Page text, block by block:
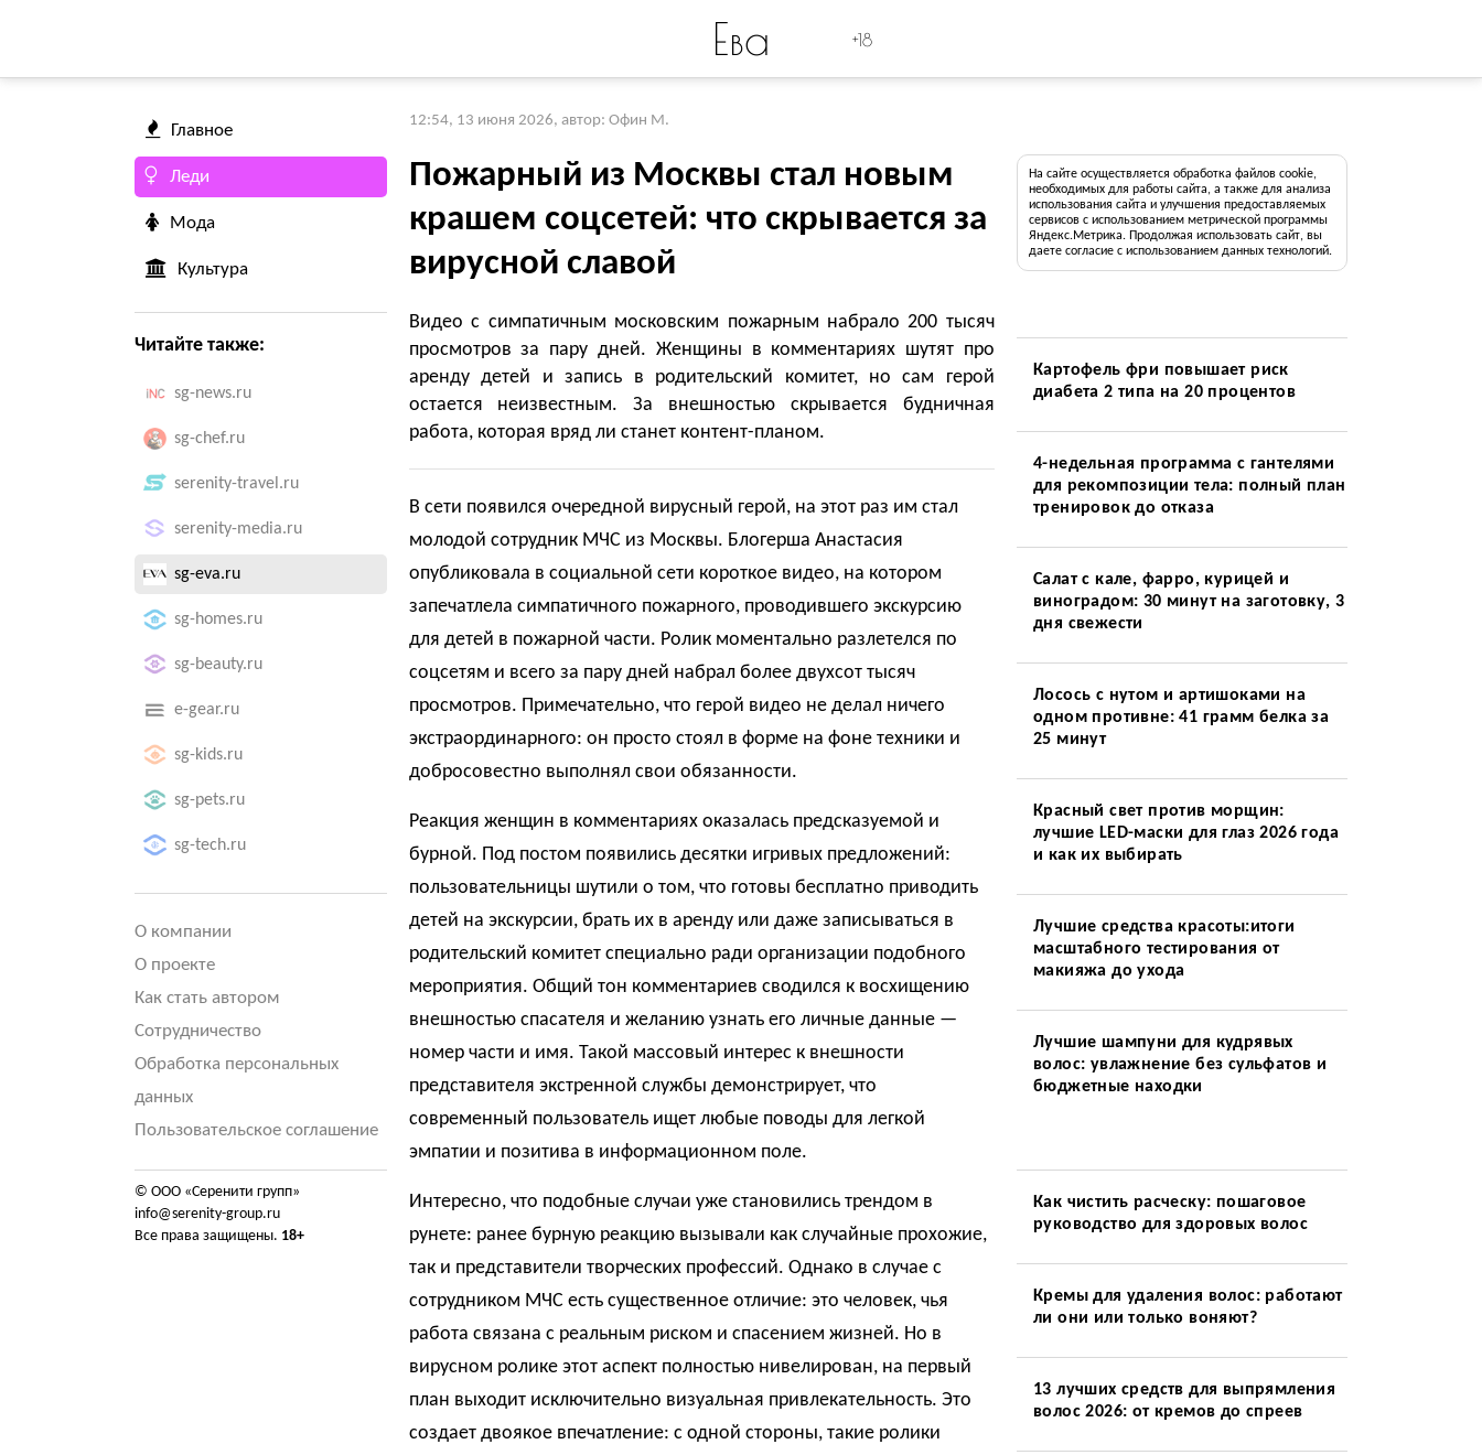
Ева +18
Главное
Леди
Мода
Культура
Читайте также:
sg-news.ru
sg-chef.ru
serenity-travel.ru
serenity-media.ru
sg-eva.ru
sg-homes.ru
sg-beauty.ru
e-gear.ru
sg-kids.ru
sg-pets.ru
sg-tech.ru
О компании
О проекте
Как стать автором
Сотрудничество
Обработка персональных
данных
Пользовательское соглашение
© ООО «Серенити групп»
info@serenity-group.ru
Все права защищены. 18+
12:54, 13 июня 2026, автор: Офин М.
Пожарный из Москвы стал новым
крашем соцсетей: что скрывается за
вирусной славой
Видео с симпатичным московским пожарным набрало 200 тысяч
просмотров за пару дней. Женщины в комментариях шутят про
аренду детей и запись в родительский комитет, но сам герой
остается неизвестным. За внешностью скрывается будничная
работа, которая вряд ли станет контент-планом.
В сети появился очередной вирусный герой, на этот раз им стал
молодой сотрудник МЧС из Москвы. Блогерша Анастасия
опубликовала в социальной сети короткое видео, на котором
запечатлела симпатичного пожарного, проводившего экскурсию
для детей в пожарной части. Ролик моментально разлетелся по
соцсетям и всего за пару дней набрал более двухсот тысяч
просмотров. Примечательно, что герой видео не делал ничего
экстраординарного: он просто стоял в форме на фоне техники и
добросовестно выполнял свои обязанности.
Реакция женщин в комментариях оказалась предсказуемой и
бурной. Под постом появились десятки игривых предложений:
пользовательницы шутили о том, что готовы бесплатно приводить
детей на экскурсии, брать их в аренду или даже записываться в
родительский комитет специально ради организации подобного
мероприятия. Общий тон комментариев сводился к восхищению
внешностью спасателя и желанию узнать его личные данные —
номер части и имя. Такой массовый интерес к внешности
представителя экстренной службы демонстрирует, что
современный пользователь ищет любые поводы для легкой
эмпатии и позитива в информационном поле.
Интересно, что подобные случаи уже становились трендом в
рунете: ранее бурную реакцию вызывали как случайные прохожие,
так и представители творческих профессий. Однако в случае с
сотрудником МЧС есть существенное отличие: это человек, чья
работа связана с реальным риском и спасением жизней. Но в
вирусном ролике этот аспект полностью нивелирован, на первый
план выходит исключительно визуальная привлекательность. Это
создает двоякое впечатление: с одной стороны, такие ролики
На сайте осуществляется обработка файлов cookie,
необходимых для работы сайта, а также для анализа
использования сайта и улучшения предоставляемых
сервисов с использованием метрической программы
Яндекс.Метрика. Продолжая использовать сайт, вы
даете согласие с использованием данных технологий.
Картофель фри повышает риск
диабета 2 типа на 20 процентов
4-недельная программа с гантелями
для рекомпозиции тела: полный план
тренировок до отказа
Салат с кале, фарро, курицей и
виноградом: 30 минут на заготовку, 3
дня свежести
Лосось с нутом и артишоками на
одном противне: 41 грамм белка за
25 минут
Красный свет против морщин:
лучшие LED-маски для глаз 2026 года
и как их выбирать
Лучшие средства красоты:итоги
масштабного тестирования от
макияжа до ухода
Лучшие шампуни для кудрявых
волос: увлажнение без сульфатов и
бюджетные находки
Как чистить расческу: пошаговое
руководство для здоровых волос
Кремы для удаления волос: работают
ли они или только воняют?
13 лучших средств для выпрямления
волос 2026: от кремов до спреев